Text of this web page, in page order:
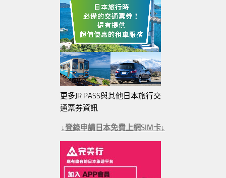
更多JR PASS與其他日本旅行交
通票券資訊
↓登錄申請日本免費上網SIM卡↓